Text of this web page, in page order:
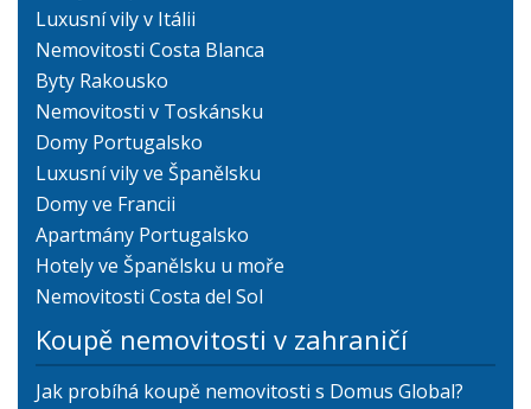
Luxusní vily v Itálii
Nemovitosti Costa Blanca
Byty Rakousko
Nemovitosti v Toskánsku
Domy Portugalsko
Luxusní vily ve Španělsku
Domy ve Francii
Apartmány Portugalsko
Hotely ve Španělsku u moře
Nemovitosti Costa del Sol
Koupě nemovitosti v zahraničí
Jak probíhá koupě nemovitosti s Domus Global?